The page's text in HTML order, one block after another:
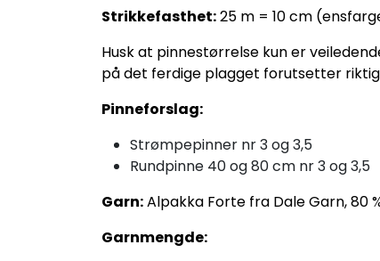
Strikkefasthet:25 m = 10 cm
Husk at pinnestørrelse kun er
på det ferdige plagget forutsetter
Pinneforslag:
Strømpepinner nr 3 og 3,5
Rundpinne 40 og 80 cm nr 3 og 3,5
Garn:Alpakka Forte fra Dale Garn, 80
Garnmengde: